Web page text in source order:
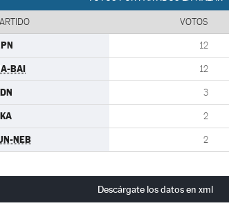
VOTOS
12
BAI 12
3
2
NEB 2
Descárgate los datos en xml